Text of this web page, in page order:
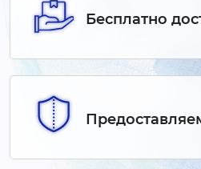
Бесплатно